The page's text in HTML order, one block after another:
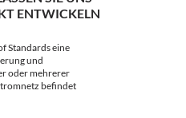
ENTWICKELN
Standards eine
und
oder mehrerer
befindet